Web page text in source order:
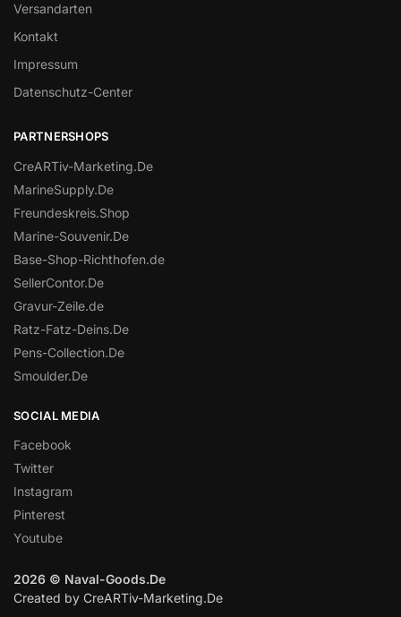
Versandarten
Kontakt
Impressum
Datenschutz-Center
PARTNERSHOPS
CreARTiv-Marketing.De
MarineSupply.De
Freundeskreis.Shop
Marine-Souvenir.De
Base-Shop-Richthofen.de
SellerContor.De
Gravur-Zeile.de
Ratz-Fatz-Deins.De
Pens-Collection.De
Smoulder.De
SOCIAL MEDIA
Facebook
Twitter
Instagram
Pinterest
Youtube
2026 © Naval-Goods.De
Created by CreARTiv-Marketing.De